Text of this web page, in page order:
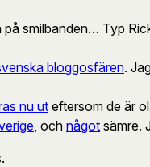
på smilbanden… Typ
bloggosfären.
nu uteftersom de är
, och något sämre.